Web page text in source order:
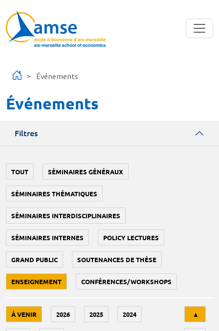
Événements
Événements
Filtres
TOUT SÉMINAIRES GÉNÉRAUX
SÉMINAIRES THÉMATIQUES
SÉMINAIRES INTERDISCIPLINAIRES
SÉMINAIRES INTERNES POLICY LECTURES
GRAND PUBLIC SOUTENANCES DE THÈSE
ENSEIGNEMENT CONFÉRENCES/WORKSHOPS
À VENIR 2026 2025 2024 ▲